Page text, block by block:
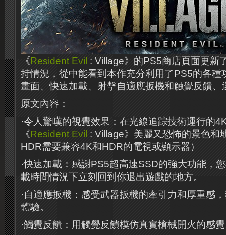
《Resident Evil : Village》的PS5商店頁面更新
持情況，從中能看到本作充分利用了PS5的各種
畫面、快速加載、射擊自適應扳機和触覺反饋、
原文內容：
·令人驚嘆的視覺效果：在光線追踪技術運行的
《Resident Evil : Village》美麗又恐怖的景色和
HDR需要兼容4K和HDR的電視或顯示器）
·快速加載：感謝PS5超高速SSD的強大功能，
載時間情況下立刻回到你退出遊戲的地方。
·自適應扳機：感受武器扳機的牽引力和厚重感
體驗。
·觸覺反饋：用觸覺反饋模仿真實槍械開火的感